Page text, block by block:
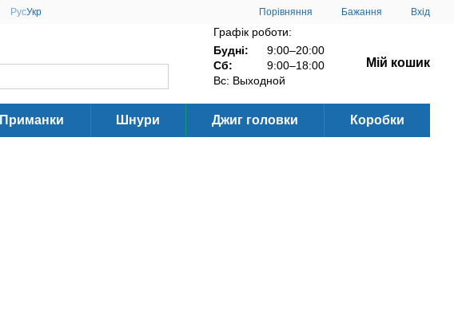
РусУкр Порівняння Бажання Вхід
Графік роботи:
Будні:
9:00–20:00
Сб:
9:00–18:00
Вс: Выходной
Мій кошик
Приманки Шнури Джиг головки Коробки